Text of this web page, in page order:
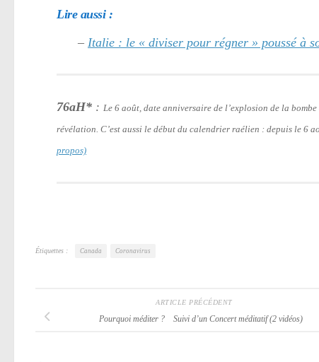
Lire aussi :
– Italie : le « diviser pour régner » poussé à
76aH* : Le 6 août, date anniversaire de l’explosion de la
révélation. C’est aussi le début du calendrier raélien : depuis le 6
propos)
Étiquettes : Canada Coronavirus
ARTICLE PRÉCÉDENT
Pourquoi méditer ? Suivi d’un Concert méditatif (2 vidéos)